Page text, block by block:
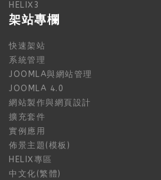
HELIX3
架站專欄
快速架站
系統管理
JOOMLA與網站管理
JOOMLA 4.0
網站製作與網頁設計
擴充套件
實例應用
佈景主題(模板)
HELIX專區
中文化(繁體)